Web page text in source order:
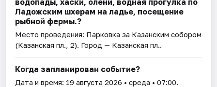
Ладожским шхерам на ладье, посещение
рыбной фермы.?
Место проведения: Парковка за Казанским собором
(Казанская пл., 2). Город — Казанская пл..
Когда запланирован событие?
Дата и время: 19 августа 2026 • среда • 07:00.